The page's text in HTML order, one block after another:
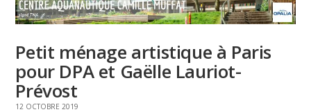
Petit ménage artistique à Paris
pour DPA et Gaëlle Lauriot-
Prévost
12 OCTOBRE 2019